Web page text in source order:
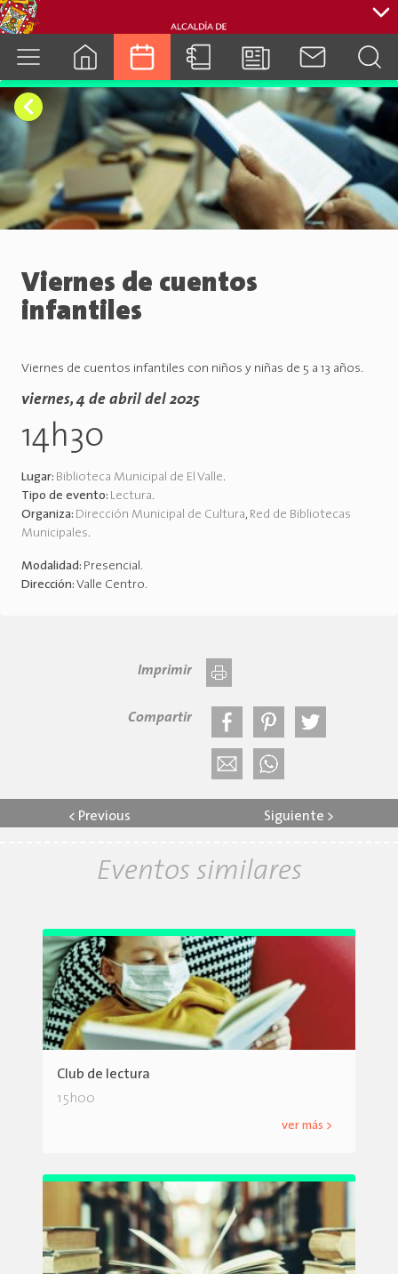
cuenca.gob.ec
Viernes de cuentos
infantiles
Viernes de cuentos infantiles con niños y niñas de 5 a 13 años.
viernes, 4 de abril del 2025
14h30
Lugar: Biblioteca Municipal de El Valle.
Tipo de evento: Lectura.
Organiza: Dirección Municipal de Cultura, Red de Bibliotecas
Municipales.
Modalidad: Presencial.
Dirección: Valle Centro.
Imprimir
Compartir
< Previous Siguiente >
Eventos similares
Club de lectura
15h00
ver más >